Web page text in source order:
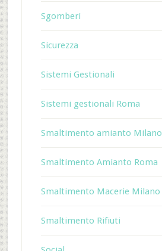
Sgomberi
Sicurezza
Sistemi Gestionali
Sistemi gestionali Roma
Smaltimento amianto Milano
Smaltimento Amianto Roma
Smaltimento Macerie Milano
Smaltimento Rifiuti